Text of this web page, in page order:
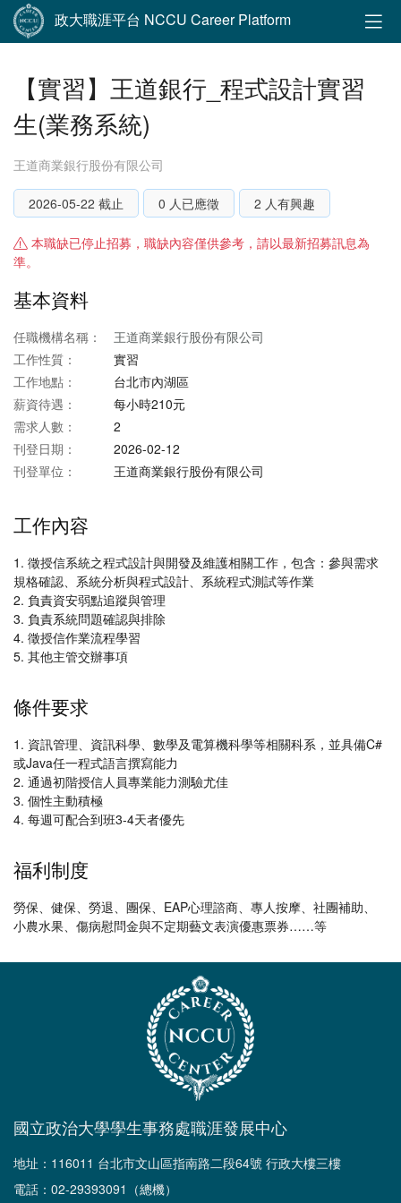
政大職涯平台 NCCU Career Platform
【實習】王道銀行_程式設計實習
生(業務系統)
王道商業銀行股份有限公司
2026-05-22 截止 0 人已應徵 2 人有興趣
本職缺已停止招募，職缺內容僅供參考，請以最新招募訊息為
準。
基本資料
任職機構名稱：
王道商業銀行股份有限公司
工作性質：
實習
工作地點：
台北市內湖區
薪資待遇：
每小時210元
需求人數：
2
刊登日期：
2026-02-12
刊登單位：
王道商業銀行股份有限公司
工作內容
1. 徵授信系統之程式設計與開發及維護相關工作，包含：參與需求
規格確認、系統分析與程式設計、系統程式測試等作業
2. 負責資安弱點追蹤與管理
3. 負責系統問題確認與排除
4. 徵授信作業流程學習
5. 其他主管交辦事項
條件要求
1. 資訊管理、資訊科學、數學及電算機科學等相關科系，並具備C#
或Java任一程式語言撰寫能力
2. 通過初階授信人員專業能力測驗尤佳
3. 個性主動積極
4. 每週可配合到班3-4天者優先
福利制度
勞保、健保、勞退、團保、EAP心理諮商、專人按摩、社團補助、
小農水果、傷病慰問金與不定期藝文表演優惠票券……等
國立政治大學學生事務處職涯發展中心
地址：116011 台北市文山區指南路二段64號 行政大樓三樓
電話：02-29393091（總機）